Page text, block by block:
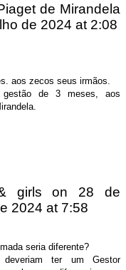
de Mirandela
de 2024 at 2:08
aos zecos seus irmãos.
de 3 meses, aos
girls on 28 de
2024 at 7:58
seria diferente?
deveriam ter um Gestor